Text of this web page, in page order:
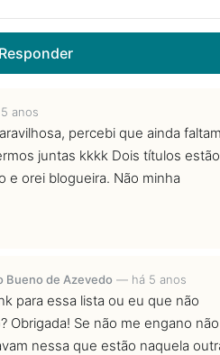
Responder
anos
percebi que ainda
juntas kkkk Dois títulos estão
e orei blogueira. Não minha
Bueno de Azevedo — há 5 anos
para essa lista ou eu que não
Obrigada! Se não me engano não
nessa que estão naquela